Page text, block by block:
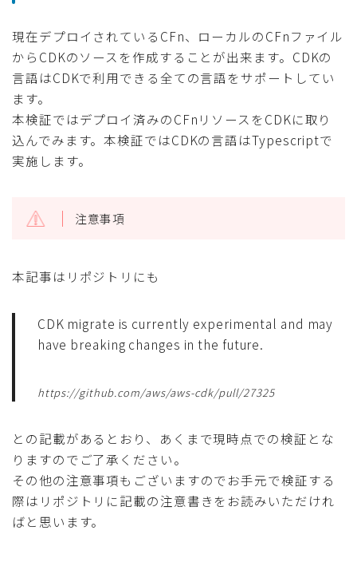
現在デプロイされているCFn、ローカルのCFnファイル
からCDKのソースを作成することが出来ます。CDKの
言語はCDKで利用できる全ての言語をサポートしてい
ます。
本検証ではデプロイ済みのCFnリソースをCDKに取り
込んでみます。本検証ではCDKの言語はTypescriptで
実施します。
注意事項
本記事はリポジトリにも
CDK migrate is currently experimental and may
have breaking changes in the future.
https://github.com/aws/aws-cdk/pull/27325
との記載があるとおり、あくまで現時点での検証とな
りますのでご了承ください。
その他の注意事項もございますのでお手元で検証する
際はリポジトリに記載の注意書きをお読みいただけれ
ばと思います。